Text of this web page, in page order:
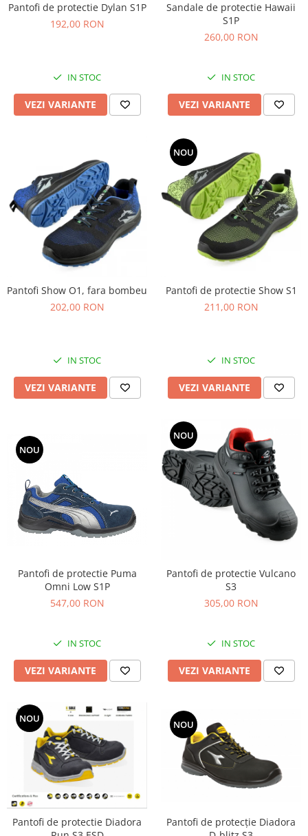
Pantofi de protectie Dylan S1P
192,00 RON
IN STOC
VEZI VARIANTE
Sandale de protectie Hawaii
S1P
260,00 RON
IN STOC
VEZI VARIANTE
Pantofi Show O1, fara bombeu
202,00 RON
IN STOC
VEZI VARIANTE
NOU
Pantofi de protectie Show S1
211,00 RON
IN STOC
VEZI VARIANTE
NOU
Pantofi de protectie Puma
Omni Low S1P
547,00 RON
IN STOC
VEZI VARIANTE
NOU
Pantofi de protectie Vulcano
S3
305,00 RON
IN STOC
VEZI VARIANTE
NOU
Pantofi de protectie Diadora
NOU
Pantofi de protecție Diadora